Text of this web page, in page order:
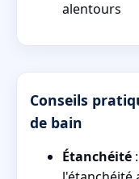
alentours
Conseils
de bain
Étanchéité